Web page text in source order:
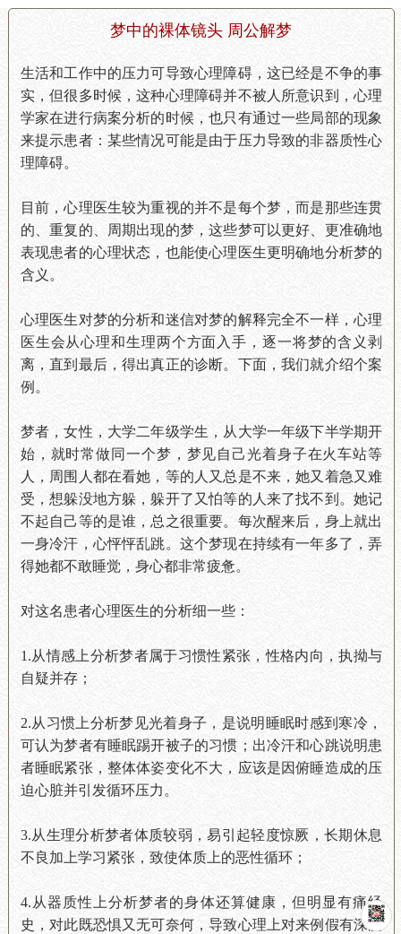
梦中的裸体镜头 周公解梦
生活和工作中的压力可导致心理障碍，这已经是不争的事
实，但很多时候，这种心理障碍并不被人所意识到，心理
学家在进行病案分析的时候，也只有通过一些局部的现象
来提示患者：某些情况可能是由于压力导致的非器质性心
理障碍。
目前，心理医生较为重视的并不是每个梦，而是那些连贯
的、重复的、周期出现的梦，这些梦可以更好、更准确地
表现患者的心理状态，也能使心理医生更明确地分析梦的
含义。
心理医生对梦的分析和迷信对梦的解释完全不一样，心理
医生会从心理和生理两个方面入手，逐一将梦的含义剥
离，直到最后，得出真正的诊断。下面，我们就介绍个案
例。
梦者，女性，大学二年级学生，从大学一年级下半学期开
始，就时常做同一个梦，梦见自己光着身子在火车站等
人，周围人都在看她，等的人又总是不来，她又着急又难
受，想躲没地方躲，躲开了又怕等的人来了找不到。她记
不起自己等的是谁，总之很重要。每次醒来后，身上就出
一身冷汗，心怦怦乱跳。这个梦现在持续有一年多了，弄
得她都不敢睡觉，身心都非常疲惫。
对这名患者心理医生的分析细一些：
1.从情感上分析梦者属于习惯性紧张，性格内向，执拗与
自疑并存；
2.从习惯上分析梦见光着身子，是说明睡眠时感到寒冷，
可认为梦者有睡眠踢开被子的习惯；出冷汗和心跳说明患
者睡眠紧张，整体体姿变化不大，应该是因俯睡造成的压
迫心脏并引发循环压力。
3.从生理分析梦者体质较弱，易引起轻度惊厥，长期休息
不良加上学习紧张，致使体质上的恶性循环；
4.从器质性上分析梦者的身体还算健康，但明显有痛经
史，对此既恐惧又无可奈何，导致心理上对来例假有深度